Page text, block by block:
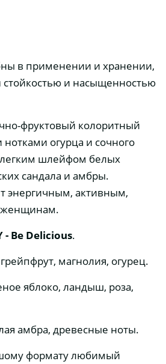
в применении и хранении,
и насыщенностью
фруктовый колоритный
огурца и сочного
легким шлейфом белых
сандала и амбры.
энергичным, активным,
женщинам.
Be Delicious.
грейпфрут, магнолия, огурец.
яблоко, ландыш, роза,
амбра, древесные ноты.
формату любимый